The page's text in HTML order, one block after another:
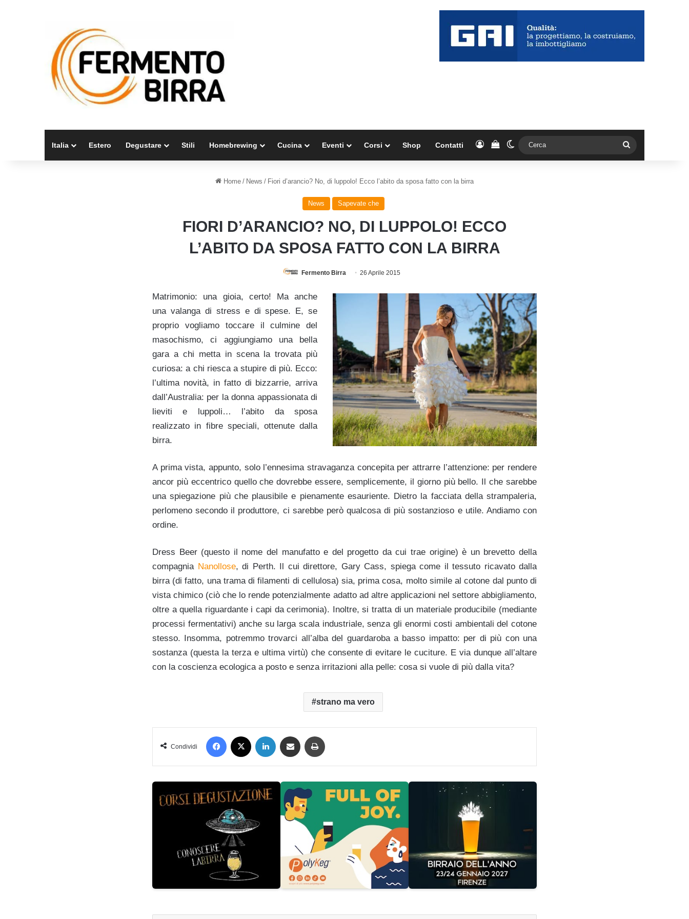
Italia Estero Degustare Stili Homebrewing Cucina Eventi Corsi Shop Contatti AccediVedi il carrello
Cambia aspetto
Home / News / Fiori d’arancio? No, di luppolo! Ecco l’abito da sposa fatto con la birra
News Sapevate che
FIORI D’ARANCIO? NO, DI LUPPOLO! ECCO
L’ABITO DA SPOSA FATTO CON LA BIRRA
Fermento Birra 26 Aprile 2015
Matrimonio: una gioia, certo! Ma anche
una valanga di stress e di spese. E, se
proprio vogliamo toccare il culmine del
masochismo, ci aggiungiamo una bella
gara a chi metta in scena la trovata più
curiosa: a chi riesca a stupire di più. Ecco:
l’ultima novità, in fatto di bizzarrie, arriva
dall’Australia: per la donna appassionata di
lieviti e luppoli… l’abito da sposa
realizzato in fibre speciali, ottenute dalla
birra.
A prima vista, appunto, solo l’ennesima stravaganza concepita per attrarre l’attenzione: per rendere
ancor più eccentrico quello che dovrebbe essere, semplicemente, il giorno più bello. Il che sarebbe
una spiegazione più che plausibile e pienamente esauriente. Dietro la facciata della strampaleria,
perlomeno secondo il produttore, ci sarebbe però qualcosa di più sostanzioso e utile. Andiamo con
ordine.
Dress Beer (questo il nome del manufatto e del progetto da cui trae origine) è un brevetto della
compagnia Nanollose, di Perth. Il cui direttore, Gary Cass, spiega come il tessuto ricavato dalla
birra (di fatto, una trama di filamenti di cellulosa) sia, prima cosa, molto simile al cotone dal punto di
vista chimico (ciò che lo rende potenzialmente adatto ad altre applicazioni nel settore abbigliamento,
oltre a quella riguardante i capi da cerimonia). Inoltre, si tratta di un materiale producibile (mediante
processi fermentativi) anche su larga scala industriale, senza gli enormi costi ambientali del cotone
stesso. Insomma, potremmo trovarci all’alba del guardaroba a basso impatto: per di più con una
sostanza (questa la terza e ultima virtù) che consente di evitare le cuciture. E via dunque all’altare
con la coscienza ecologica a posto e senza irritazioni alla pelle: cosa si vuole di più dalla vita?
strano ma vero
Condividi
Facebook LinkedIn Condividi via mail